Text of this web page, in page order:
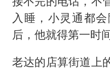
入睡，小灵通都
后，他就得第一时
老达的店算街道上